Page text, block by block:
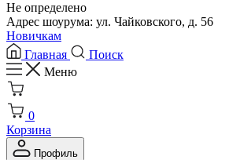
Не определено
Адрес шоурума: ул. Чайковского, д. 56
Новичкам
Главная
Поиск
Меню
0
Корзина
Профиль